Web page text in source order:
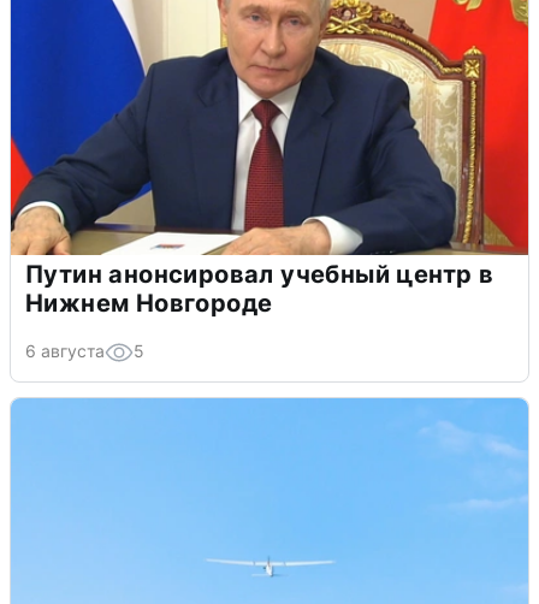
Путин анонсировал учебный центр в
Нижнем Новгороде
6 августа 5